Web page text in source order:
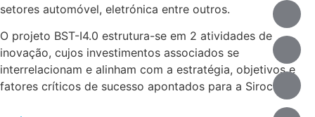
setores automóvel, eletrónica entre outros.
O projeto BST-I4.0 estrutura-se em 2 atividades de
inovação, cujos investimentos associados se
interrelacionam e alinham com a estratégia, objetivos e
fatores críticos de sucesso apontados para a Siroco.